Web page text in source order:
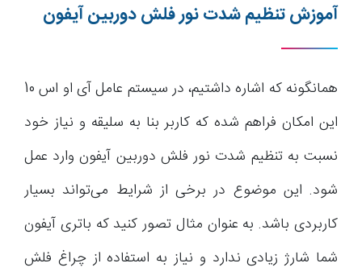
آموزش تنظیم شدت نور فلش دوربین آیفون
همانگونه که اشاره داشتیم، در سیستم عامل آی او اس 10
این امکان فراهم شده که کاربر بنا به سلیقه و نیاز خود
نسبت به تنظیم شدت نور فلش دوربین آیفون وارد عمل
شود. این موضوع در برخی از شرایط می‌تواند بسیار
کاربردی باشد. به عنوان مثال تصور کنید که باتری آیفون
شما شارژ زیادی ندارد و نیاز به استفاده از چراغ فلش